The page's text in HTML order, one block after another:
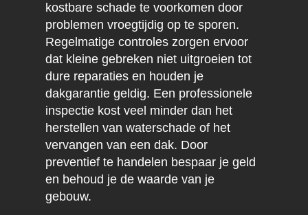
kostbare schade te voorkomen door
problemen vroegtijdig op te sporen.
Regelmatige controles zorgen ervoor
dat kleine gebreken niet uitgroeien tot
dure reparaties en houden je
dakgarantie geldig. Een professionele
inspectie kost veel minder dan het
herstellen van waterschade of het
vervangen van een dak. Door
preventief te handelen bespaar je geld
en behoud je de waarde van je
gebouw.